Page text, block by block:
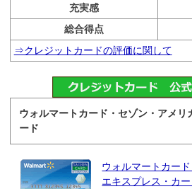
充実感
総合得点
⇒クレジットカードの評価に関して
ウォルマートカード・セゾン・アメリ
ード
ウォルマートカー
エキスプレス・カー